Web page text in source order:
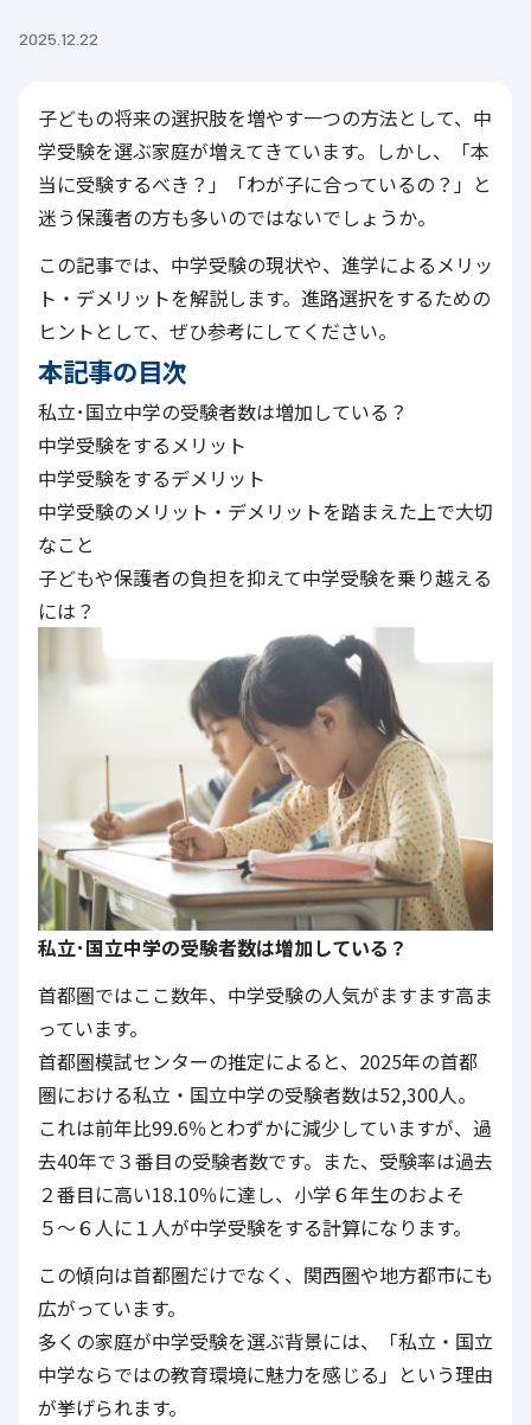
2025.12.22
子どもの将来の選択肢を増やす一つの方法として、中
学受験を選ぶ家庭が増えてきています。しかし、「本
当に受験するべき？」「わが子に合っているの？」と
迷う保護者の方も多いのではないでしょうか。
この記事では、中学受験の現状や、進学によるメリッ
ト・デメリットを解説します。進路選択をするための
ヒントとして、ぜひ参考にしてください。
本記事の目次
私立･国立中学の受験者数は増加している？
中学受験をするメリット
中学受験をするデメリット
中学受験のメリット・デメリットを踏まえた上で大切
なこと
子どもや保護者の負担を抑えて中学受験を乗り越える
には？
私立･国立中学の受験者数は増加している？
首都圏ではここ数年、中学受験の人気がますます高ま
っています。
首都圏模試センターの推定によると、2025年の首都
圏における私立・国立中学の受験者数は52,300人。
これは前年比99.6％とわずかに減少していますが、過
去40年で３番目の受験者数です。また、受験率は過去
２番目に高い18.10％に達し、小学６年生のおよそ
５〜６人に１人が中学受験をする計算になります。
この傾向は首都圏だけでなく、関西圏や地方都市にも
広がっています。
多くの家庭が中学受験を選ぶ背景には、「私立・国立
中学ならではの教育環境に魅力を感じる」という理由
が挙げられます。